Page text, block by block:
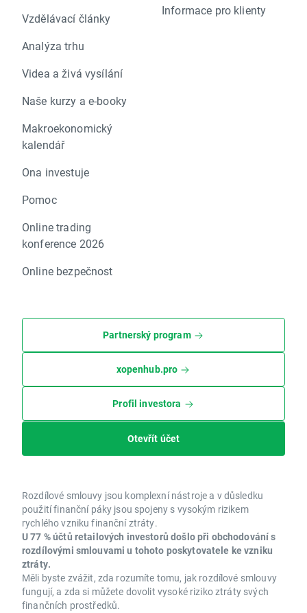
Vzdělávací články
Analýza trhu
Videa a živá vysílání
Naše kurzy a e-booky
Makroekonomický
kalendář
Ona investuje
Pomoc
Online trading
konference 2026
Online bezpečnost
Informace pro klienty
Partnerský program
xopenhub.pro
Profil investora
Otevřít účet
Rozdílové smlouvy jsou komplexní nástroje a v důsledku
použití finanční páky jsou spojeny s vysokým rizikem
rychlého vzniku finanční ztráty.
U 77 % účtů retailových investorů došlo při obchodování s
rozdílovými smlouvami u tohoto poskytovatele ke vzniku
ztráty.
Měli byste zvážit, zda rozumíte tomu, jak rozdílové smlouvy
fungují, a zda si můžete dovolit vysoké riziko ztráty svých
finančních prostředků.